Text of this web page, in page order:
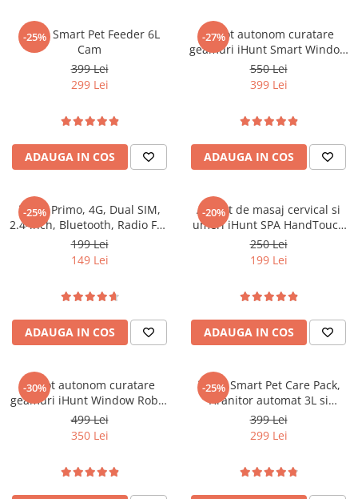
Mașini de Spălat Rufe
Roboți Curătenie
Roboți Aspirator
Roboți Gradină
Accesorii Consumabile
Uscătoare Haine
Lăzi Frigorifice
Coșuri de gunoi
Uscătoare de Păr
Plăci de Îndreptat Părul
SPA
CASA, GRADINA SI BRICOLAJ
Sigurante inteligente
Camere de supraveghere
Climatizare
Purificatoare
-25%
iHunt Smart Pet Feeder 6L
Cam
399 Lei
299 Lei
ADAUGA IN COS
-27%
Robot autonom curatare
geamuri iHunt Smart Window
Robot 3 PRO
550 Lei
399 Lei
ADAUGA IN COS
-25%
iHunt Primo, 4G, Dual SIM,
2.4-inch, Bluetooth, Radio FM,
Camera Foto, Black
199 Lei
149 Lei
ADAUGA IN COS
-20%
Aparat de masaj cervical si
umeri iHunt SPA HandTouch
Neck 3D, Tehnologie masaj
bionic/imitare maini umane,
250 Lei
199 Lei
ADAUGA IN COS
-30%
Robot autonom curatare
geamuri iHunt Window Robot
3
499 Lei
350 Lei
-25%
iHunt Smart Pet Care Pack,
Hranitor automat 3L si
fantana apa 2L pentru
animale de companie
399 Lei
299 Lei